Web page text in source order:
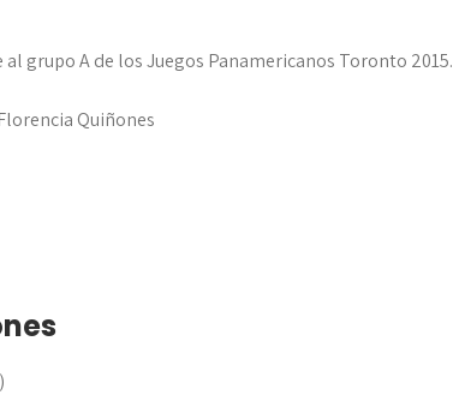
grupo A de los Juegos Panamericanos Toronto 2015.
Quiñones